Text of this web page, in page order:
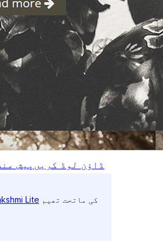
پیش ڈاؤن لوڈ کریں
Lite